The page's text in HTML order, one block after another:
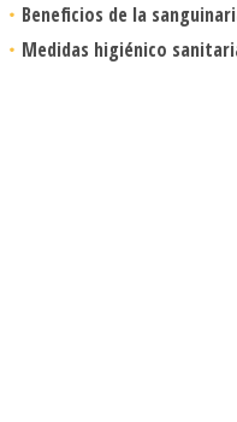
Beneficios de la
Medidas higiénico